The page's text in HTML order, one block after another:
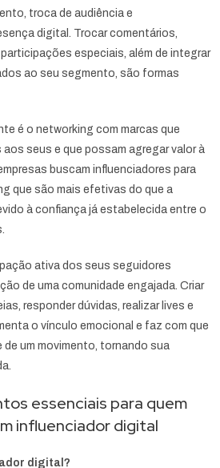
troca de audiência e
digital. Trocar comentários,
especiais, além de integrar
ao seu segmento, são formas
é o networking com marcas que
seus e que possam agregar valor à
buscam influenciadores para
que são mais efetivas do que a
à confiança já estabelecida entre o
ativa dos seus seguidores
de uma comunidade engajada. Criar
responder dúvidas, realizar lives e
o vínculo emocional e faz com que
um movimento, tornando sua
essenciais para quem
influenciador digital
digital?